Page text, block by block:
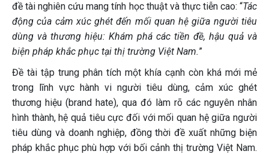
đề tài nghiên cứu mang tính học thuật và thực tiễn cao: “Tác
động của cảm xúc ghét đến mối quan hệ giữa người tiêu
dùng và thương hiệu: Khám phá các tiền đề, hậu quả và
biện pháp khắc phục tại thị trường Việt Nam.”
Đề tài tập trung phân tích một khía cạnh còn khá mới mẻ
trong lĩnh vực hành vi người tiêu dùng, cảm xúc ghét
thương hiệu (brand hate), qua đó làm rõ các nguyên nhân
hình thành, hệ quả tiêu cực đối với mối quan hệ giữa người
tiêu dùng và doanh nghiệp, đồng thời đề xuất những biện
pháp khắc phục phù hợp với bối cảnh thị trường Việt Nam.